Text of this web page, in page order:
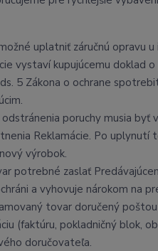
uplatniť záručnú opravu
vystaví kupujúcemu doklad
5 Zákona o ochrane
poruchy musia
Reklamácie. Po
výrobok.
potrebné zaslať
a vyhovuje nárokom na
tovar doručený
(faktúru, pokladničný blok,
doručovateľa.